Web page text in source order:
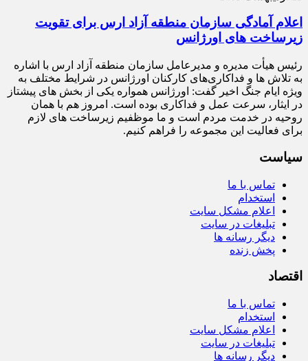
اعلام آمادگی سازمان منطقه آزاد ارس برای تقویت
زیرساخت‌ های اورژانس
رئیس هیأت‌ مدیره و مدیرعامل سازمان منطقه آزاد ارس با اشاره
به تلاش‌ ها و فداکاری‌های کارکنان اورژانس در شرایط مختلف به‌
ویژه ایام جنگ اخیر گفت: اورژانس همواره یکی از بخش‌ های پیشتاز
در ایثار، سرعت‌ عمل و فداکاری بوده است. امروز هم با همان
روحیه در خدمت مردم است و ما موظفیم زیرساخت‌ های لازم
برای فعالیت این مجموعه را فراهم کنیم.
سیاست
تماس با ما
استخدام
اعلام مشکل سایت
تبلیغات در سایت
دیگر رسانه ها
پخش زنده
اقتصاد
تماس با ما
استخدام
اعلام مشکل سایت
تبلیغات در سایت
دیگر رسانه ها